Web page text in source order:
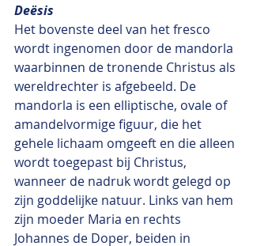
Deësis
Het bovenste deel van het fresco
wordt ingenomen door de mandorla
waarbinnen de tronende Christus als
wereldrechter is afgebeeld. De
mandorla is een elliptische, ovale of
amandelvormige figuur, die het
gehele lichaam omgeeft en die alleen
wordt toegepast bij Christus,
wanneer de nadruk wordt gelegd op
zijn goddelijke natuur. Links van hem
zijn moeder Maria en rechts
Johannes de Doper, beiden in